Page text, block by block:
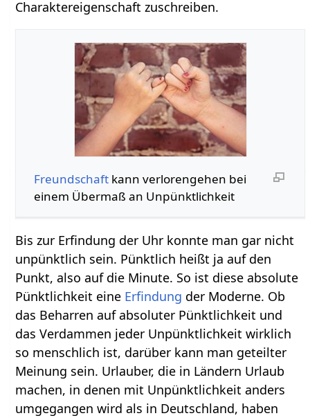
Charaktereigenschaft zuschreiben.
Freundschaftkann verlorengehen bei
einem Übermaß an Unpünktlichkeit
Bis zur Erfindung der Uhr konnte man gar nicht
unpünktlich sein. Pünktlich heißt ja auf den
Punkt, also auf die Minute. So ist diese absolute
Pünktlichkeit eine Erfindung der Moderne. Ob
das Beharren auf absoluter Pünktlichkeit und
das Verdammen jeder Unpünktlichkeit wirklich
so menschlich ist, darüber kann man geteilter
Meinung sein. Urlauber, die in Ländern Urlaub
machen, in denen mit Unpünktlichkeit anders
umgegangen wird als in Deutschland, haben